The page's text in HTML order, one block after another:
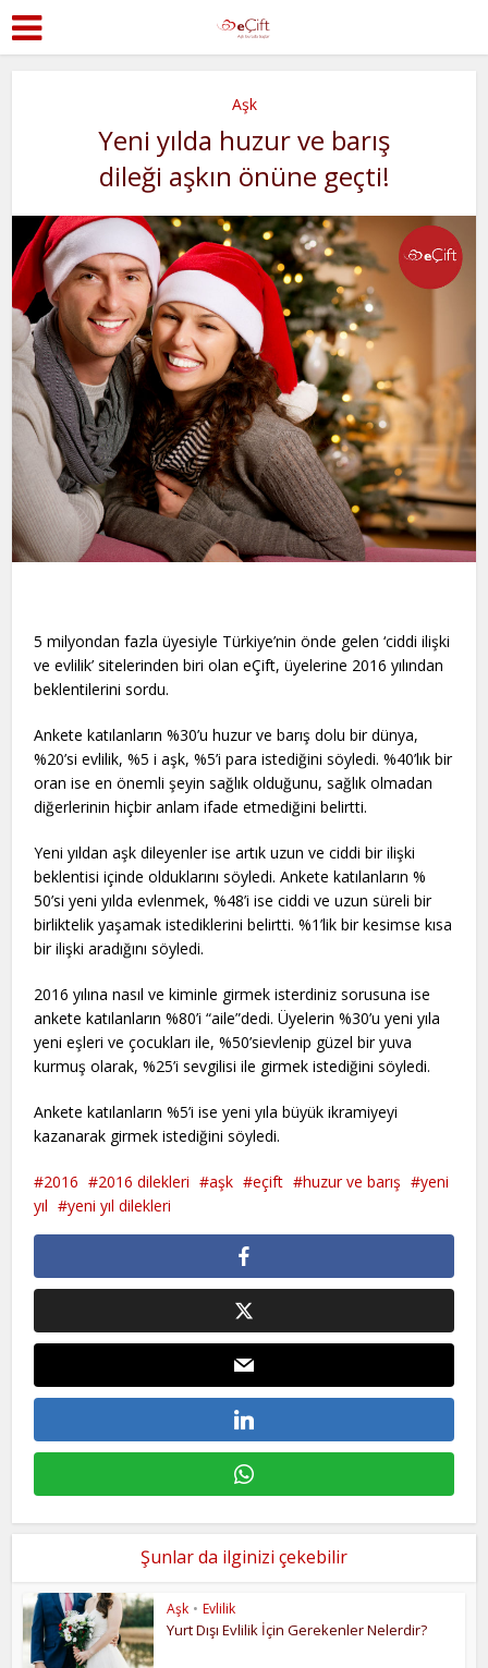
Aşk
Yeni yılda huzur ve barış
dileği aşkın önüne geçti!
5 milyondan fazla üyesiyle Türkiye’nin önde gelen ‘ciddi ilişki
ve evlilik’ sitelerinden biri olan eÇift, üyelerine 2016 yılından
beklentilerini sordu.
Ankete katılanların %30’u huzur ve barış dolu bir dünya,
%20’si evlilik, %5 i aşk, %5’i para istediğini söyledi. %40’lık bir
oran ise en önemli şeyin sağlık olduğunu, sağlık olmadan
diğerlerinin hiçbir anlam ifade etmediğini belirtti.
Yeni yıldan aşk dileyenler ise artık uzun ve ciddi bir ilişki
beklentisi içinde olduklarını söyledi. Ankete katılanların %
50’si yeni yılda evlenmek, %48’i ise ciddi ve uzun süreli bir
birliktelik yaşamak istediklerini belirtti. %1’lik bir kesimse kısa
bir ilişki aradığını söyledi.
2016 yılına nasıl ve kiminle girmek isterdiniz sorusuna ise
ankete katılanların %80’i “aile”dedi. Üyelerin %30’u yeni yıla
yeni eşleri ve çocukları ile, %50’sievlenip güzel bir yuva
kurmuş olarak, %25’i sevgilisi ile girmek istediğini söyledi.
Ankete katılanların %5’i ise yeni yıla büyük ikramiyeyi
kazanarak girmek istediğini söyledi.
2016 2016 dilekleri aşk eçift huzur ve barış
yeni
yıl
yeni yıl dilekleri
Şunlar da ilginizi çekebilir
Aşk • Evlilik
Yurt Dışı Evlilik İçin Gerekenler Nelerdir?